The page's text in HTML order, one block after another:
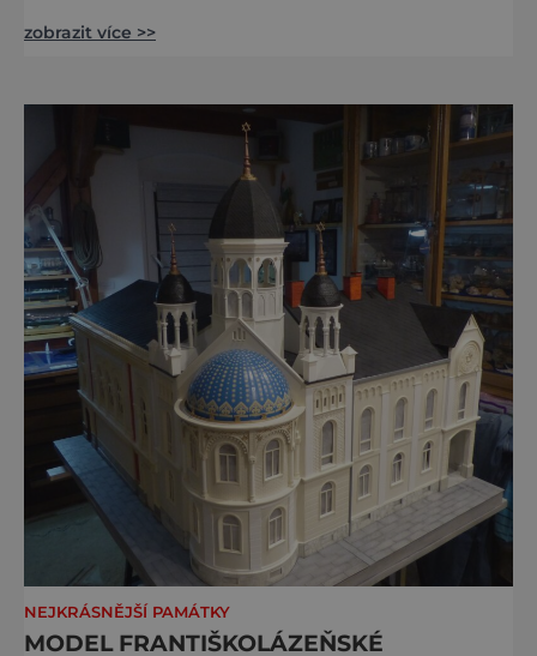
lázeňské koncerty ani velkolepé akce.
nevšimne, ani se jí kolonáda vlastně neříká.
zobrazit více >>
NEJKRÁSNĚJŠÍ PAMÁTKY
MODEL FRANTIŠKOLÁZEŇSKÉ